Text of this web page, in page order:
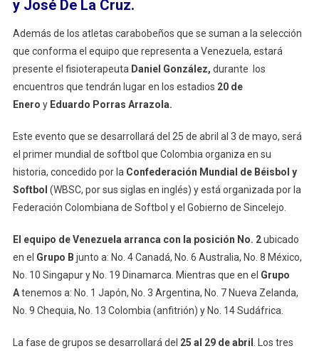
y José De La Cruz.
Además de los atletas carabobeños que se suman a la selección
que conforma el equipo que representa a Venezuela, estará
presente el fisioterapeutaDaniel González, durante los
encuentros que tendrán lugar en los estadios 20 de
Enero y Eduardo Porras Arrazola.
Este evento que se desarrollará del 25 de abril al 3 de mayo, será
el primer mundial de softbol que Colombia organiza en su
historia, concedido por la Confederación Mundial de Béisbol y
Softbol (WBSC, por sus siglas en inglés) y está organizada por la
Federación Colombiana de Softbol y el Gobierno de Sincelejo.
El equipo de Venezuela arranca con la posición No. 2ubicado
en el Grupo B junto a: No. 4 Canadá, No. 6 Australia, No. 8 México,
No. 10 Singapur y No. 19 Dinamarca. Mientras que en el Grupo
Atenemos a: No. 1 Japón, No. 3 Argentina, No. 7 Nueva Zelanda,
No. 9 Chequia, No. 13 Colombia (anfitrión) y No. 14 Sudáfrica.
La fase de grupos se desarrollará del 25 al 29 de abril . Los tres